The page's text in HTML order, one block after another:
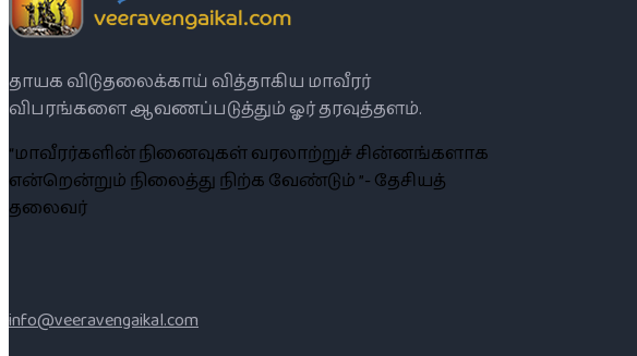
தாயக விடுதலைக்காய் வித்தாகிய மாவீரர்
விபரங்களை ஆவணப்படுத்தும் ஓர் தரவுத்தளம்.
“மாவீரர்களின் நினைவுகள் வரலாற்றுச் சின்னங்களாக
என்றென்றும் நிலைத்து நிற்க வேண்டும் ”- தேசியத்
தலைவர்
info@veeravengaikal.com